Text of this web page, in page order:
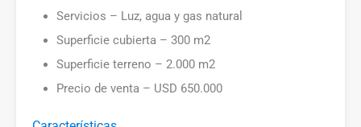
Servicios – Luz, agua y gas natural
Superficie cubierta – 300 m2
Superficie terreno – 2.000 m2
Precio de venta – USD 650.000